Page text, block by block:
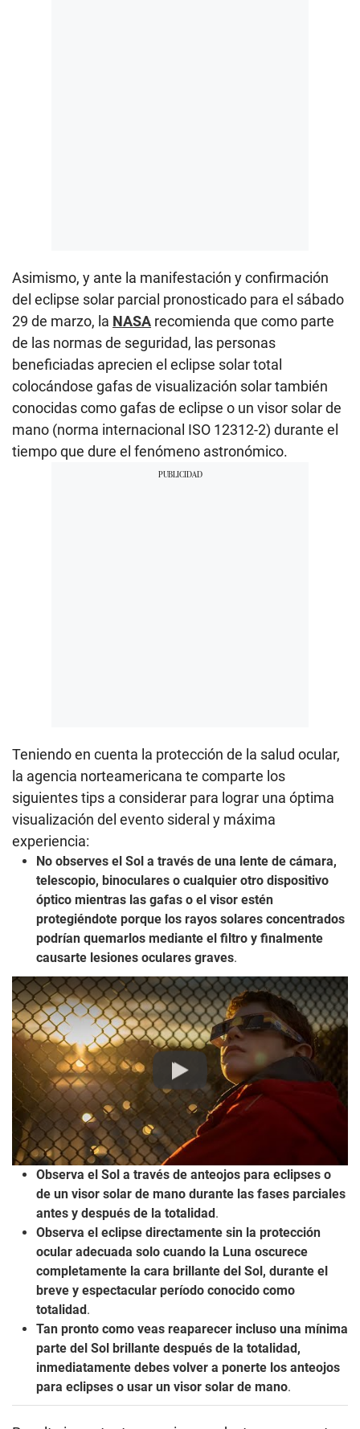
Asimismo, y ante la manifestación y confirmación
del eclipse solar parcial pronosticado para el sábado
29 de marzo, la NASA recomienda que como parte
de las normas de seguridad, las personas
beneficiadas aprecien el eclipse solar total
colocándose gafas de visualización solar también
conocidas como gafas de eclipse o un visor solar de
mano (norma internacional ISO 12312-2) durante el
tiempo que dure el fenómeno astronómico.
Teniendo en cuenta la protección de la salud ocular,
la agencia norteamericana te comparte los
siguientes tips a considerar para lograr una óptima
visualización del evento sideral y máxima
experiencia:
No observes el Sol a través de una lente de cámara,
telescopio, binoculares o cualquier otro dispositivo
óptico mientras las gafas o el visor estén
protegiéndote porque los rayos solares concentrados
podrían quemarlos mediante el filtro y finalmente
causarte lesiones oculares graves.
Play
Observa el Sol a través de anteojos para eclipses o
de un visor solar de mano durante las fases parciales
antes y después de la totalidad.
Observa el eclipse directamente sin la protección
ocular adecuada solo cuando la Luna oscurece
completamente la cara brillante del Sol, durante el
breve y espectacular período conocido como
totalidad.
Tan pronto como veas reaparecer incluso una mínima
parte del Sol brillante después de la totalidad,
inmediatamente debes volver a ponerte los anteojos
para eclipses o usar un visor solar de mano.